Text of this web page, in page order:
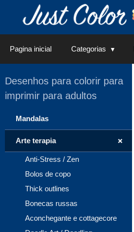
Pagina inicial Categorias
Desenhos para colorir para
imprimir para adultos
Mandalas
+
Arte terapia
Anti-Stress / Zen
Bolos de copo
Thick outlines
Bonecas russas
Aconchegante e cottagecore